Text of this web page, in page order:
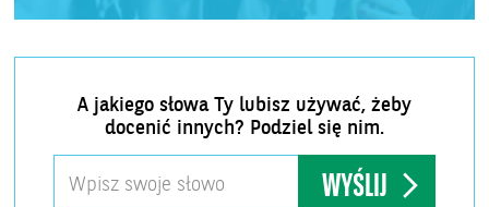
A jakiego słowa Ty lubisz używać, żeby
docenić innych? Podziel się nim.
WYŚLIJ